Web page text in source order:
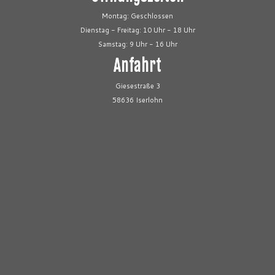
Montag: Geschlossen
Dienstag - Freitag: 10 Uhr - 18 Uhr
Samstag: 9 Uhr - 16 Uhr
Anfahrt
Giesestraße 3
58636 Iserlohn